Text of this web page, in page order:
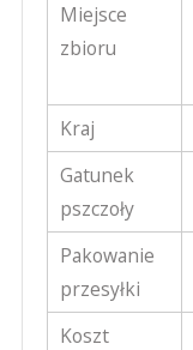
Miejsce
zbioru
Kraj
Gatunek
pszczoły
Pakowanie
przesyłki
Koszt